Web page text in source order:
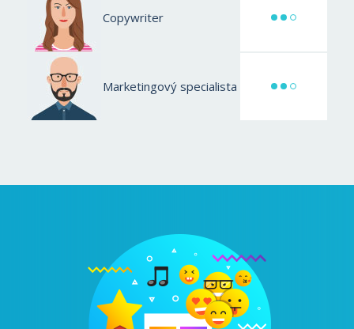
Copywriter
Marketingový specialista